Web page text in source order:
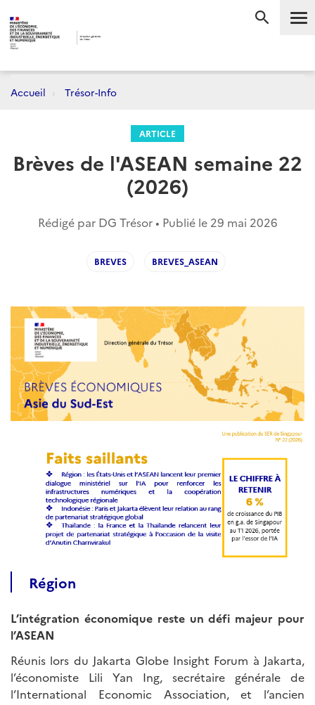
Accueil Trésor-Info
ARTICLE
Brèves de l'ASEAN semaine 22
(2026)
Rédigé par DG Trésor • Publié le 29 mai 2026
BREVES BREVES_ASEAN
Région
L’intégration économique reste un défi majeur pour
l’ASEAN
Réunis lors du Jakarta Globe Insight Forum à Jakarta,
l’économiste Lili Yan Ing, secrétaire générale de
l’International Economic Association, et l’ancien